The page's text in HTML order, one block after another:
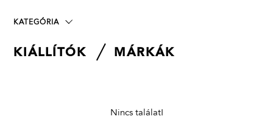
KATEGÓRIA
KIÁLLÍTÓK MÁRKÁK
Nincs találat!